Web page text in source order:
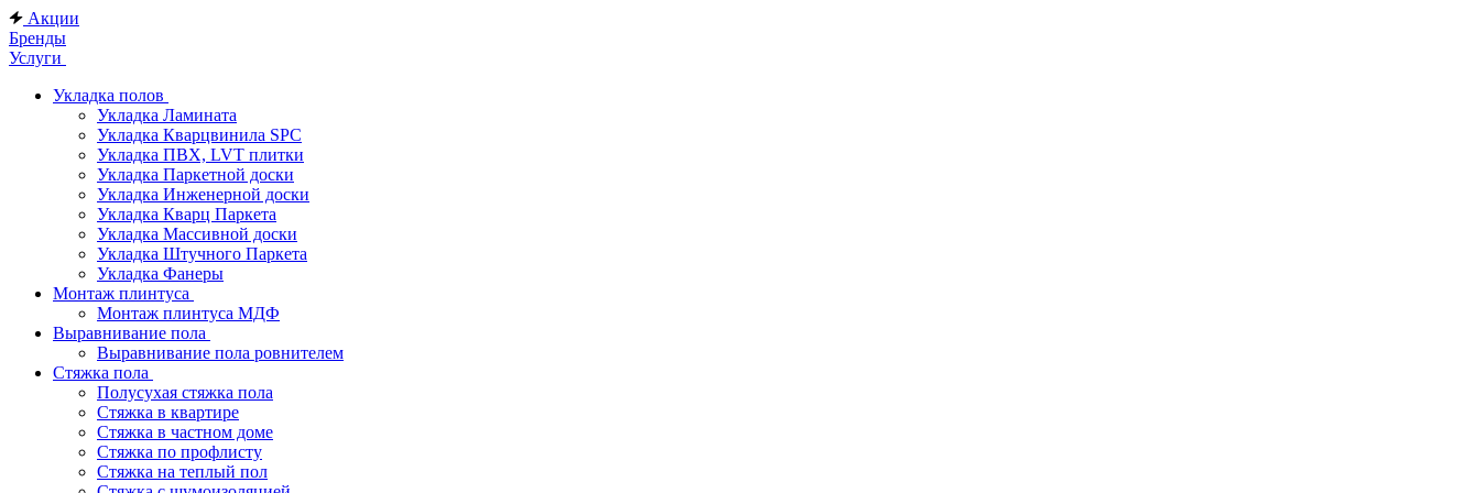
Акции
Бренды
Услуги
Укладка полов
Укладка Ламината
Укладка Кварцвинила SPC
Укладка ПВХ, LVT плитки
Укладка Паркетной доски
Укладка Инженерной доски
Укладка Кварц Паркета
Укладка Массивной доски
Укладка Штучного Паркета
Укладка Фанеры
Монтаж плинтуса
Монтаж плинтуса МДФ
Выравнивание пола
Выравнивание пола ровнителем
Стяжка пола
Полусухая стяжка пола
Стяжка в квартире
Стяжка в частном доме
Стяжка по профлисту
Стяжка на теплый пол